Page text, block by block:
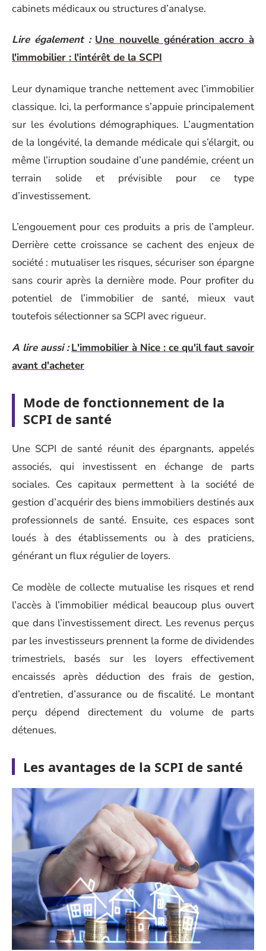
cabinets médicaux ou structures d’analyse.
Lire également : Une nouvelle génération accro à
l'immobilier : l'intérêt de la SCPI
Leur dynamique tranche nettement avec l’immobilier
classique. Ici, la performance s’appuie principalement
sur les évolutions démographiques. L’augmentation
de la longévité, la demande médicale qui s’élargit, ou
même l’irruption soudaine d’une pandémie, créent un
terrain solide et prévisible pour ce type
d’investissement.
L’engouement pour ces produits a pris de l’ampleur.
Derrière cette croissance se cachent des enjeux de
société : mutualiser les risques, sécuriser son épargne
sans courir après la dernière mode. Pour profiter du
potentiel de l’immobilier de santé, mieux vaut
toutefois sélectionner sa SCPI avec rigueur.
A lire aussi : L'immobilier à Nice : ce qu'il faut savoir
avant d'acheter
Mode de fonctionnement de la
SCPI de santé
Une SCPI de santé réunit des épargnants, appelés
associés, qui investissent en échange de parts
sociales. Ces capitaux permettent à la société de
gestion d’acquérir des biens immobiliers destinés aux
professionnels de santé. Ensuite, ces espaces sont
loués à des établissements ou à des praticiens,
générant un flux régulier de loyers.
Ce modèle de collecte mutualise les risques et rend
l’accès à l’immobilier médical beaucoup plus ouvert
que dans l’investissement direct. Les revenus perçus
par les investisseurs prennent la forme de dividendes
trimestriels, basés sur les loyers effectivement
encaissés après déduction des frais de gestion,
d’entretien, d’assurance ou de fiscalité. Le montant
perçu dépend directement du volume de parts
détenues.
Les avantages de la SCPI de santé